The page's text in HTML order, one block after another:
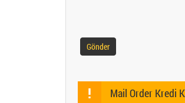
Gönder
! Mail Order Kredi